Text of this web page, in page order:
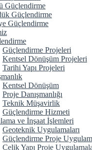
Güçlendirme
Güçlendirme
Güçlendirme
Güçlendirme Projeleri
Kentsel Dönüşüm Projeleri
Tarihi Yapı Projeleri
Kentsel Dönüşüm
Proje Danışmanlığı
Teknik Müşavirlik
Güçlendirme Hizmeti
ve İnşaat İşlemleri
Geoteknik Uygulamaları
Güçlendirme Proje
Çelik Yapı Proje